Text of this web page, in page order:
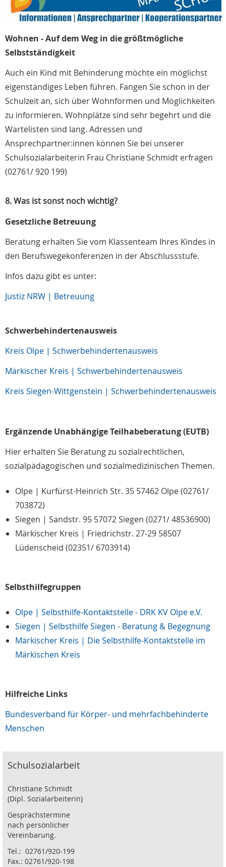
Wohnen - Auf dem Weg in die größtmögliche
Selbstständigkeit
Auch ein Kind mit Behinderung möchte ein möglichst
eigenständiges Leben führen. Fangen Sie schon in der
Schulzeit an, sich über Wohnformen und Möglichkeiten
zu informieren. Wohnplätze sind sehr begehrt und die
Wartelisten sind lang. Adressen und
Ansprechpartner:innen können Sie bei unserer
Schulsozialarbeiterin Frau Christiane Schmidt erfragen
(02761/ 920 199)
8. Was ist sonst noch wichtig?
Gesetzliche Betreuung
Beratung erhalten Sie vom Klassenteam Ihres Kindes in
den Berufswegekonferenzen in der Abschlussstufe.
Infos dazu gibt es unter:
Justiz NRW | Betreuung
Schwerbehindertenausweis
Kreis Olpe | Schwerbehindertenausweis
Märkischer Kreis | Schwerbehindertenausweis
Kreis Siegen-Wittgenstein | Schwerbehindertenausweis
Ergänzende Unabhängige Teilhabeberatung (EUTB)
Hier erhalten Sie Beratung zu sozialrechtlichen,
sozialpädagogischen und sozialmedizinischen Themen.
Olpe | Kurfürst-Heinrich Str. 35 57462 Olpe (02761/
703872)
Siegen | Sandstr. 95 57072 Siegen (0271/ 48536900)
Märkischer Kreis | Friedrichstr. 27-29 58507
Lüdenscheid (02351/ 6703914)
Selbsthilfegruppen
Olpe | Selbsthilfe-Kontaktstelle - DRK KV Olpe e.V.
Siegen | Selbsthilfe Siegen - Beratung & Begegnung
Märkischer Kreis | Die Selbsthilfe-Kontaktstelle im
Märkischen Kreis
Hilfreiche Links
Bundesverband für Körper- und mehrfachbehinderte
Menschen
Schulsozialarbeit
Christiane Schmidt
(Dipl. Sozialarbeiterin)
Gesprächstermine
nach persönlicher
Vereinbarung.
Tel.: 02761/920-199
Fax.: 02761/920-198